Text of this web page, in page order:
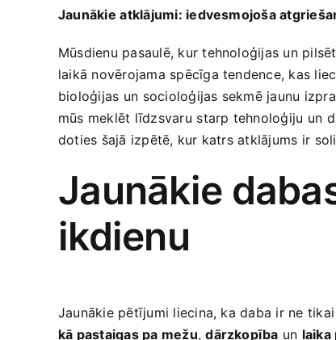
Jaunākie⁤ atklājumi: iedvesmojoša
Mūsdienu pasaulē,‌ kur tehnoloģijas un
laikā novērojama spēcīga tendence, kas
bioloģijas⁢ un socioloģijas sekmē jaunu​
mūs meklēt​ līdzsvaru ⁤starp ‌tehnoloģiju⁣ un
doties šajā‌ izpētē, kur katrs atklājums ir
Jaunākie
ikdienu
Jaunākie pētījumi liecina, ka daba ir‍ ne
kā pastaigas pa mežu,dārzkopība un laika